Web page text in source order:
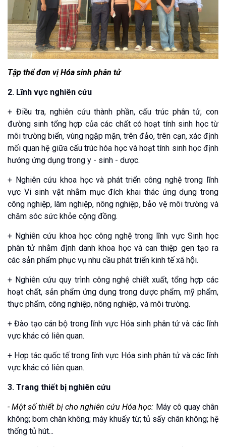
Tập thể đơn vị Hóa sinh phân tử
2. Lĩnh vực nghiên cứu
+ Điều tra, nghiên cứu thành phần, cấu trúc phân tử, con
đường sinh tổng hợp của các chất có hoạt tính sinh học từ
môi trường biển, vùng ngập mặn, trên đảo, trên cạn, xác định
mối quan hệ giữa cấu trúc hóa học và hoạt tính sinh học định
hướng ứng dụng trong y - sinh - dược.
+ Nghiên cứu khoa học và phát triển công nghệ trong lĩnh
vực Vi sinh vật nhằm mục đích khai thác ứng dụng trong
công nghiệp, lâm nghiệp, nông nghiệp, bảo vệ môi trường và
chăm sóc sức khỏe cộng đồng.
+ Nghiên cứu khoa học công nghệ trong lĩnh vực Sinh học
phân tử nhằm định danh khoa học và can thiệp gen tạo ra
các sản phẩm phục vụ nhu cầu phát triển kinh tế xã hội.
+ Nghiên cứu quy trình công nghệ chiết xuất, tổng hợp các
hoạt chất, sản phẩm ứng dụng trong dược phẩm, mỹ phẩm,
thực phẩm, công nghiệp, nông nghiệp, và môi trường.
+ Đào tạo cán bộ trong lĩnh vực Hóa sinh phân tử và các lĩnh
vực khác có liên quan.
+ Hợp tác quốc tế trong lĩnh vực Hóa sinh phân tử và các lĩnh
vực khác có liên quan.
3. Trang thiết bị nghiên cứu
- Một số thiết bị cho nghiên cứu Hóa học: Máy cô quay chân
không; bơm chân không; máy khuấy từ; tủ sấy chân không; hệ
thống tủ hút...